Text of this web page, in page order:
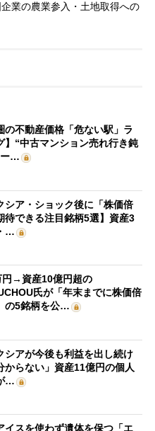
業の農業参入・土地取得への
の不動産価格「危ない駅」ラ
】“中古マンション売れ行き鈍
ー…
シア・ショック後に「株価倍
待できる注目銘柄5選】資産3
…
円→資産10億円超の
氏が「年末までに株価倍
の5銘柄を公…
シアが今後も利益を出し続け
からない」資産11億円の個人
…
イスを使わず遺体を保つ「エ